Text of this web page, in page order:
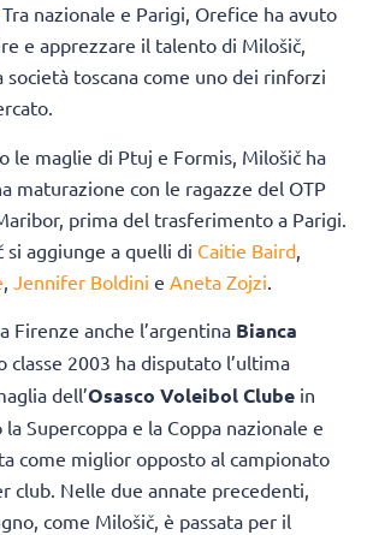
Tra nazionale e Parigi, Orefice ha avuto
e apprezzare il talento di Milošič,
società toscana come uno dei rinforzi
le maglie di Ptuj e Formis, Milošič ha
maturazione con le ragazze del OTP
prima del trasferimento a Parigi.
si aggiunge a quelli di Caitie Baird
Jennifer Boldini e Aneta Zojzi
Firenze anche l’argentina Bianca
classe 2003 ha disputato l’ultima
dell’Osasco Voleibol Clube in
Supercoppa e la Coppa nazionale e
come miglior opposto al campionato
club. Nelle due annate precedenti,
come Milošič, è passata per il